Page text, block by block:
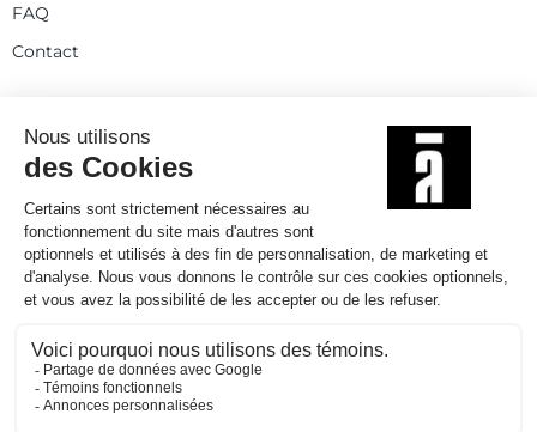
FAQ
Contact
Espace presse
Rejoignez-nous
© 2025
Politique de confidentialité